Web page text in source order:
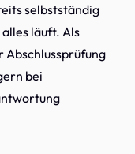
selbstständig
läuft. Als
Abschlussprüfung
bei